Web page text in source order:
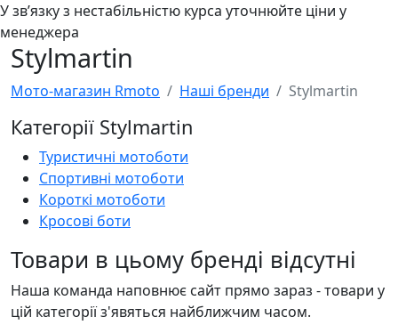
У звʼязку з нестабільністю курса уточнюйте ціни у
менеджера
Stylmartin
Мото-магазин Rmoto Наші бренди Stylmartin
Категорії Stylmartin
Туристичні мотоботи
Спортивні мотоботи
Короткі мотоботи
Кросові боти
Товари в цьому бренді відсутні
Наша команда наповнює сайт прямо зараз - товари у
цій категорії з'явяться найближчим часом.